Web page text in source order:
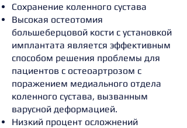
Сохранение коленного сустава
Высокая остеотомия
большеберцовой кости с установкой
имплантата является эффективным
способом решения проблемы для
пациентов с остеоартрозом с
поражением медиального отдела
коленного сустава, вызванным
варусной деформацией.
Низкий процент осложнений